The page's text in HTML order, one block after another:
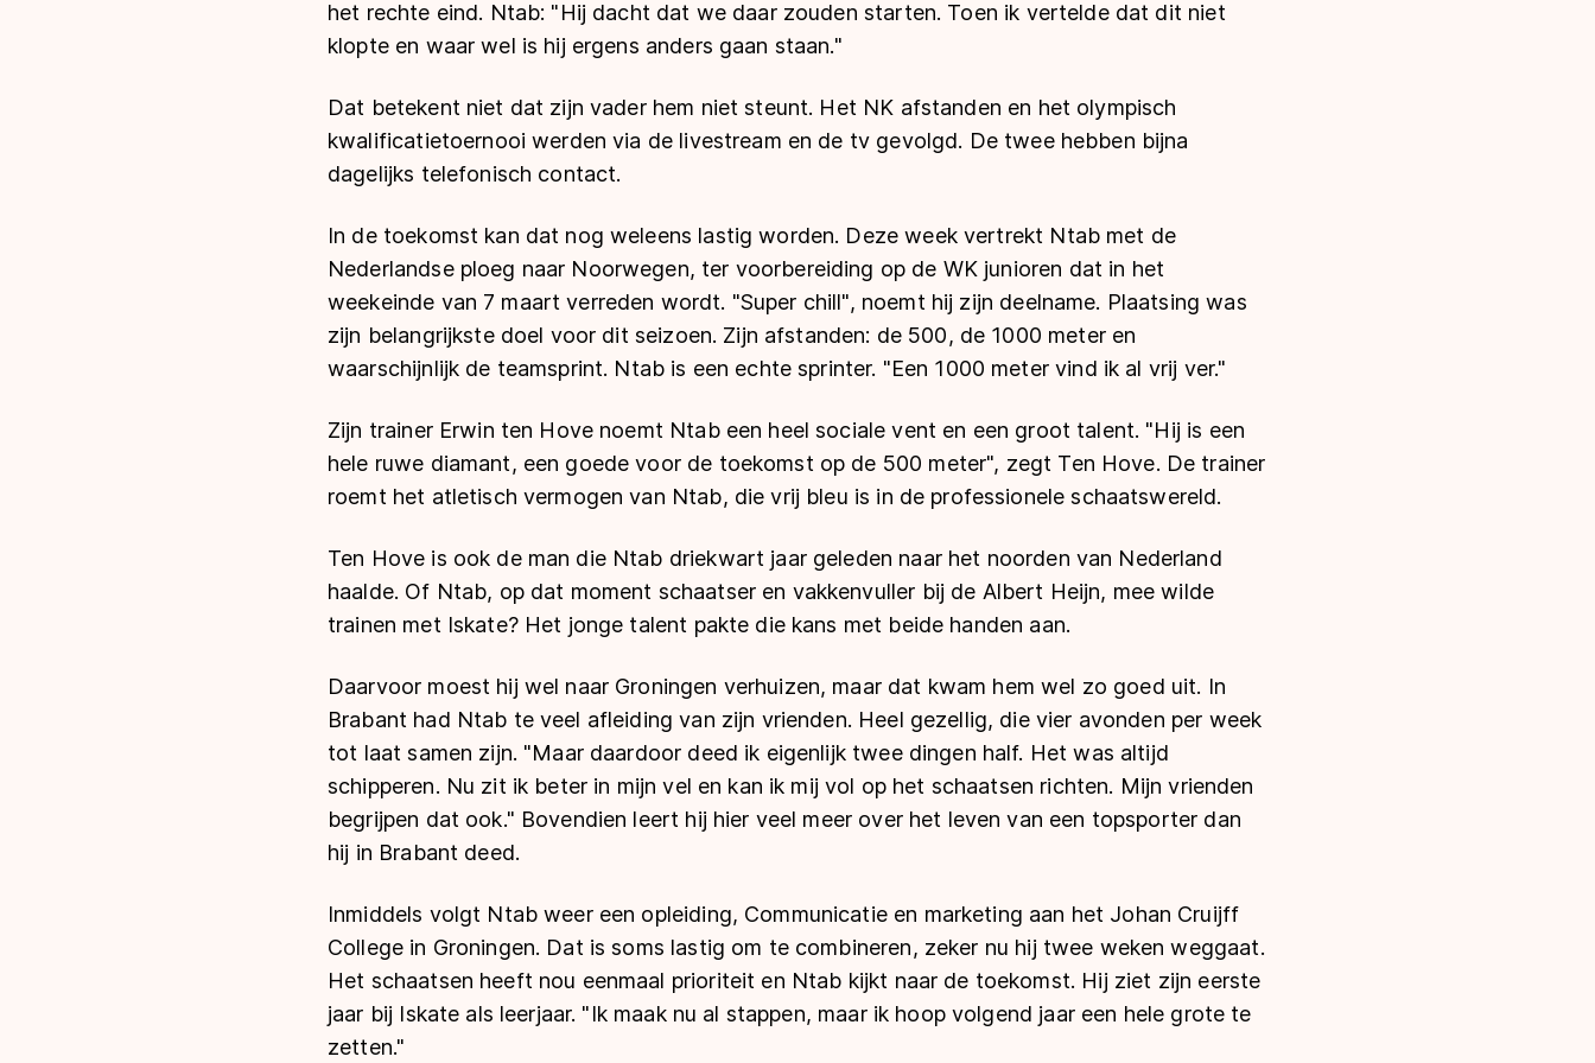
het rechte eind. Ntab: "Hij dacht dat we daar zouden starten. Toen ik vertelde dat dit niet
klopte en waar wel is hij ergens anders gaan staan."
Dat betekent niet dat zijn vader hem niet steunt. Het NK afstanden en het olympisch
kwalificatietoernooi werden via de livestream en de tv gevolgd. De twee hebben bijna
dagelijks telefonisch contact.
In de toekomst kan dat nog weleens lastig worden. Deze week vertrekt Ntab met de
Nederlandse ploeg naar Noorwegen, ter voorbereiding op de WK junioren dat in het
weekeinde van 7 maart verreden wordt. "Super chill", noemt hij zijn deelname. Plaatsing was
zijn belangrijkste doel voor dit seizoen. Zijn afstanden: de 500, de 1000 meter en
waarschijnlijk de teamsprint. Ntab is een echte sprinter. "Een 1000 meter vind ik al vrij ver."
Zijn trainer Erwin ten Hove noemt Ntab een heel sociale vent en een groot talent. "Hij is een
hele ruwe diamant, een goede voor de toekomst op de 500 meter", zegt Ten Hove. De trainer
roemt het atletisch vermogen van Ntab, die vrij bleu is in de professionele schaatswereld.
Ten Hove is ook de man die Ntab driekwart jaar geleden naar het noorden van Nederland
haalde. Of Ntab, op dat moment schaatser en vakkenvuller bij de Albert Heijn, mee wilde
trainen met Iskate? Het jonge talent pakte die kans met beide handen aan.
Daarvoor moest hij wel naar Groningen verhuizen, maar dat kwam hem wel zo goed uit. In
Brabant had Ntab te veel afleiding van zijn vrienden. Heel gezellig, die vier avonden per week
tot laat samen zijn. "Maar daardoor deed ik eigenlijk twee dingen half. Het was altijd
schipperen. Nu zit ik beter in mijn vel en kan ik mij vol op het schaatsen richten. Mijn vrienden
begrijpen dat ook." Bovendien leert hij hier veel meer over het leven van een topsporter dan
hij in Brabant deed.
Inmiddels volgt Ntab weer een opleiding, Communicatie en marketing aan het Johan Cruijff
College in Groningen. Dat is soms lastig om te combineren, zeker nu hij twee weken weggaat.
Het schaatsen heeft nou eenmaal prioriteit en Ntab kijkt naar de toekomst. Hij ziet zijn eerste
jaar bij Iskate als leerjaar. "Ik maak nu al stappen, maar ik hoop volgend jaar een hele grote te
zetten."